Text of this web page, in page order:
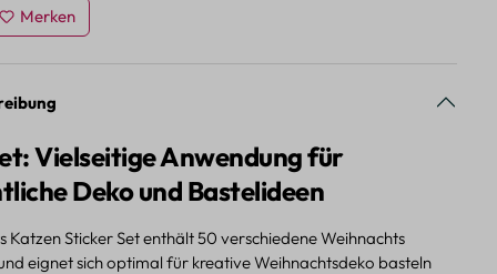
Merken
Vielseitige Anwendung für
Deko und Bastelideen
Katzen Sticker Set enthält 50 verschiedene Weihnachts
eignet sich optimal für kreative Weihnachtsdeko basteln